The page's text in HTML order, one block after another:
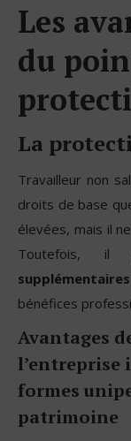
Les
du
La
Travailleur non
droits de base
élevées, mais il
Toutefois,
supplémentaires
bénéfices
Avantages
l’entreprise
formes
patrimoine